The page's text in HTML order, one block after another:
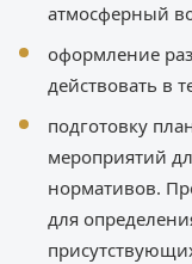
атмосферный
оформление
действовать в
подготовку
мероприятий
нормативов.
для